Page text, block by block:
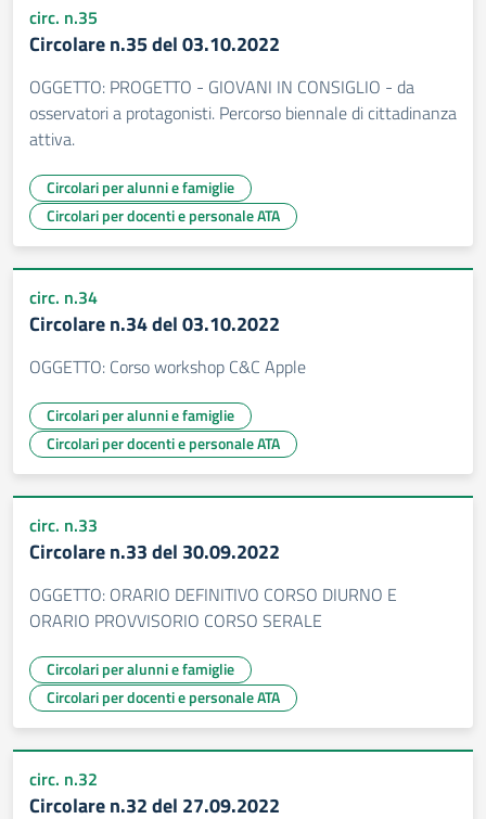
circ. n.35
Circolare n.35 del 03.10.2022
OGGETTO: PROGETTO - GIOVANI IN CONSIGLIO - da
osservatori a protagonisti. Percorso biennale di cittadinanza
attiva.
Circolari per alunni e famiglie
Circolari per docenti e personale ATA
circ. n.34
Circolare n.34 del 03.10.2022
OGGETTO: Corso workshop C&C Apple
Circolari per alunni e famiglie
Circolari per docenti e personale ATA
circ. n.33
Circolare n.33 del 30.09.2022
OGGETTO: ORARIO DEFINITIVO CORSO DIURNO E
ORARIO PROVVISORIO CORSO SERALE
Circolari per alunni e famiglie
Circolari per docenti e personale ATA
circ. n.32
Circolare n.32 del 27.09.2022